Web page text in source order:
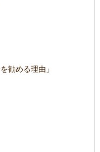
勧める理由」